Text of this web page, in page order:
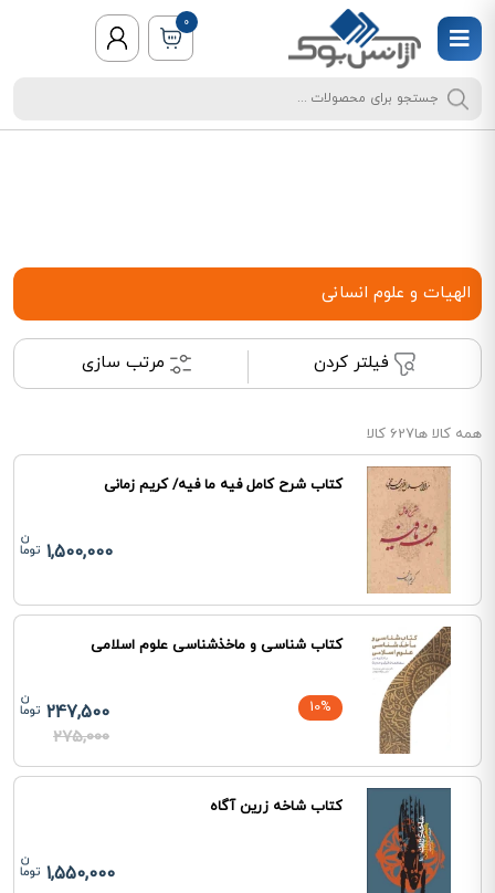
0
الهیات و علوم انسانی
همه کالا ها627 کالا
کتاب شرح کامل فیه ما فیه/ کریم زمانی
1,500,000
کتاب شناسی و ماخذشناسی علوم اسلامی
10%
247,500
275,000
کتاب شاخه زرین آگاه
1,550,000